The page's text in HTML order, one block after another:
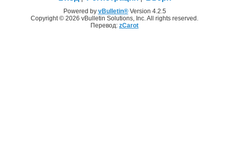
Powered by vBulletin®Version 4.2.5
Copyright © 2026 vBulletin Solutions, Inc. All rights reserved.
Перевод: zCarot